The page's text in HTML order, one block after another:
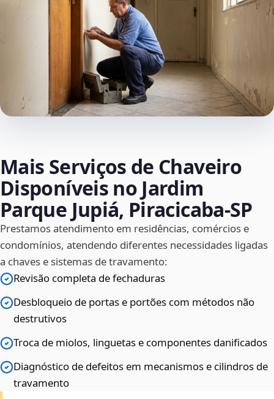
Mais Serviços de Chaveiro
Disponíveis no Jardim
Parque Jupiá, Piracicaba‑SP
Prestamos atendimento em residências, comércios e
condomínios, atendendo diferentes necessidades ligadas
a chaves e sistemas de travamento:
Revisão completa de fechaduras
Desbloqueio de portas e portões com métodos não
destrutivos
Troca de miolos, linguetas e componentes danificados
Diagnóstico de defeitos em mecanismos e cilindros de
travamento